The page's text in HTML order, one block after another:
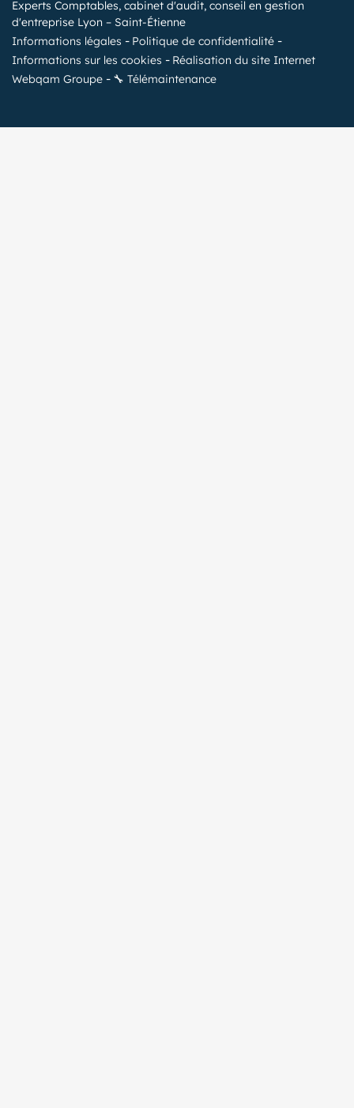
Experts Comptables, cabinet d'audit, conseil en gestion
d'entreprise Lyon – Saint-Étienne
Informations légales
Politique de confidentialité
Informations sur les cookies
Réalisation du site Internet
Webqam Groupe
🔧 Télémaintenance